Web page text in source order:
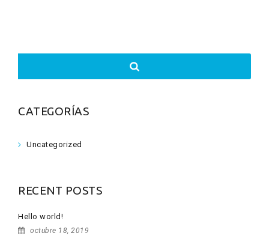
CATEGORÍAS
Uncategorized
RECENT POSTS
Hello world!
octubre 18, 2019